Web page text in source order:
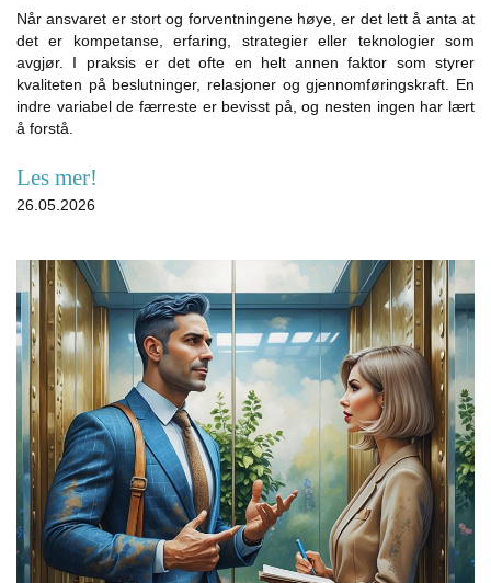
Når ansvaret er stort og forventningene høye, er det lett å anta at
det er kompetanse, erfaring, strategier eller teknologier som
avgjør. I praksis er det ofte en helt annen faktor som styrer
kvaliteten på beslutninger, relasjoner og gjennomføringskraft. En
indre variabel de færreste er bevisst på, og nesten ingen har lært
å forstå.
Les mer!
26.05.2026